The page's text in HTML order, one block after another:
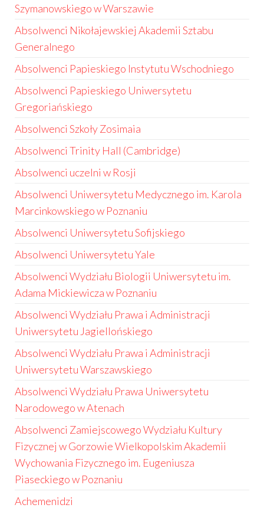
Szymanowskiego w Warszawie
Absolwenci Nikołajewskiej Akademii Sztabu
Generalnego
Absolwenci Papieskiego Instytutu Wschodniego
Absolwenci Papieskiego Uniwersytetu
Gregoriańskiego
Absolwenci Szkoły Zosimaia
Absolwenci Trinity Hall (Cambridge)
Absolwenci uczelni w Rosji
Absolwenci Uniwersytetu Medycznego im. Karola
Marcinkowskiego w Poznaniu
Absolwenci Uniwersytetu Sofijskiego
Absolwenci Uniwersytetu Yale
Absolwenci Wydziału Biologii Uniwersytetu im.
Adama Mickiewicza w Poznaniu
Absolwenci Wydziału Prawa i Administracji
Uniwersytetu Jagiellońskiego
Absolwenci Wydziału Prawa i Administracji
Uniwersytetu Warszawskiego
Absolwenci Wydziału Prawa Uniwersytetu
Narodowego w Atenach
Absolwenci Zamiejscowego Wydziału Kultury
Fizycznej w Gorzowie Wielkopolskim Akademii
Wychowania Fizycznego im. Eugeniusza
Piaseckiego w Poznaniu
Achemenidzi